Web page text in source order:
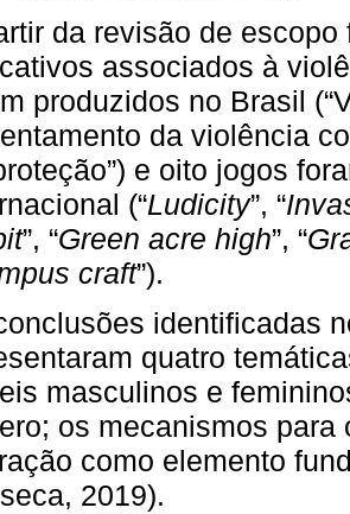
da revisão de
associados à
produzidos no Brasil
da violência
e oito jogos
(“Ludicity”, “
”, “Green acre high”, “
craft”).
identificadas
quatro
masculinos e
os mecanismos
como elemento
2019).